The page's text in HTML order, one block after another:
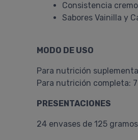
Consistencia
Sabores Vainilla y
MODO DE USO
Para nutrición
Para nutrición completa:
PRESENTACIONES
24 envases de 125